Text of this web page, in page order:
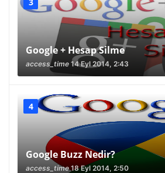
Google + Hesap Silme
access_time 14 Eyl 2014, 2:43
Google Buzz Nedir?
access_time18 Eyl 2014, 2:50